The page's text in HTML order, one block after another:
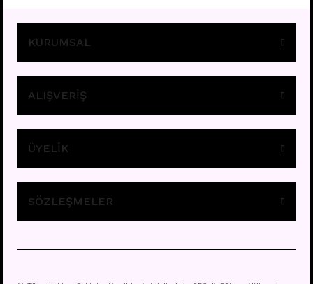
KURUMSAL
ALIŞVERİŞ
ÜYELİK
SÖZLEŞMELER